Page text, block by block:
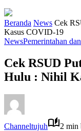
Beranda News Cek
Kasus COVID-19
NewsPemerintahan
Cek RSUD
Hulu : Nihil
Channeltujuh
2 min